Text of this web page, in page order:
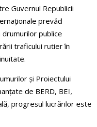
Guvernul Republicii
prevăd
publice
traficului rutier în
și Proiectului
de BERD, BEI,
progresul lucrărilor este